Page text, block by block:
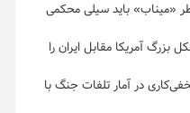
«میناب» باید سیلی محکمی
بزرگ آمریکا مقابل ایران را
در آمار تلفات جنگ با